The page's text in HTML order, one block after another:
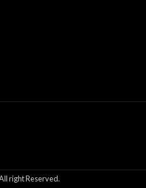
right Reserved.